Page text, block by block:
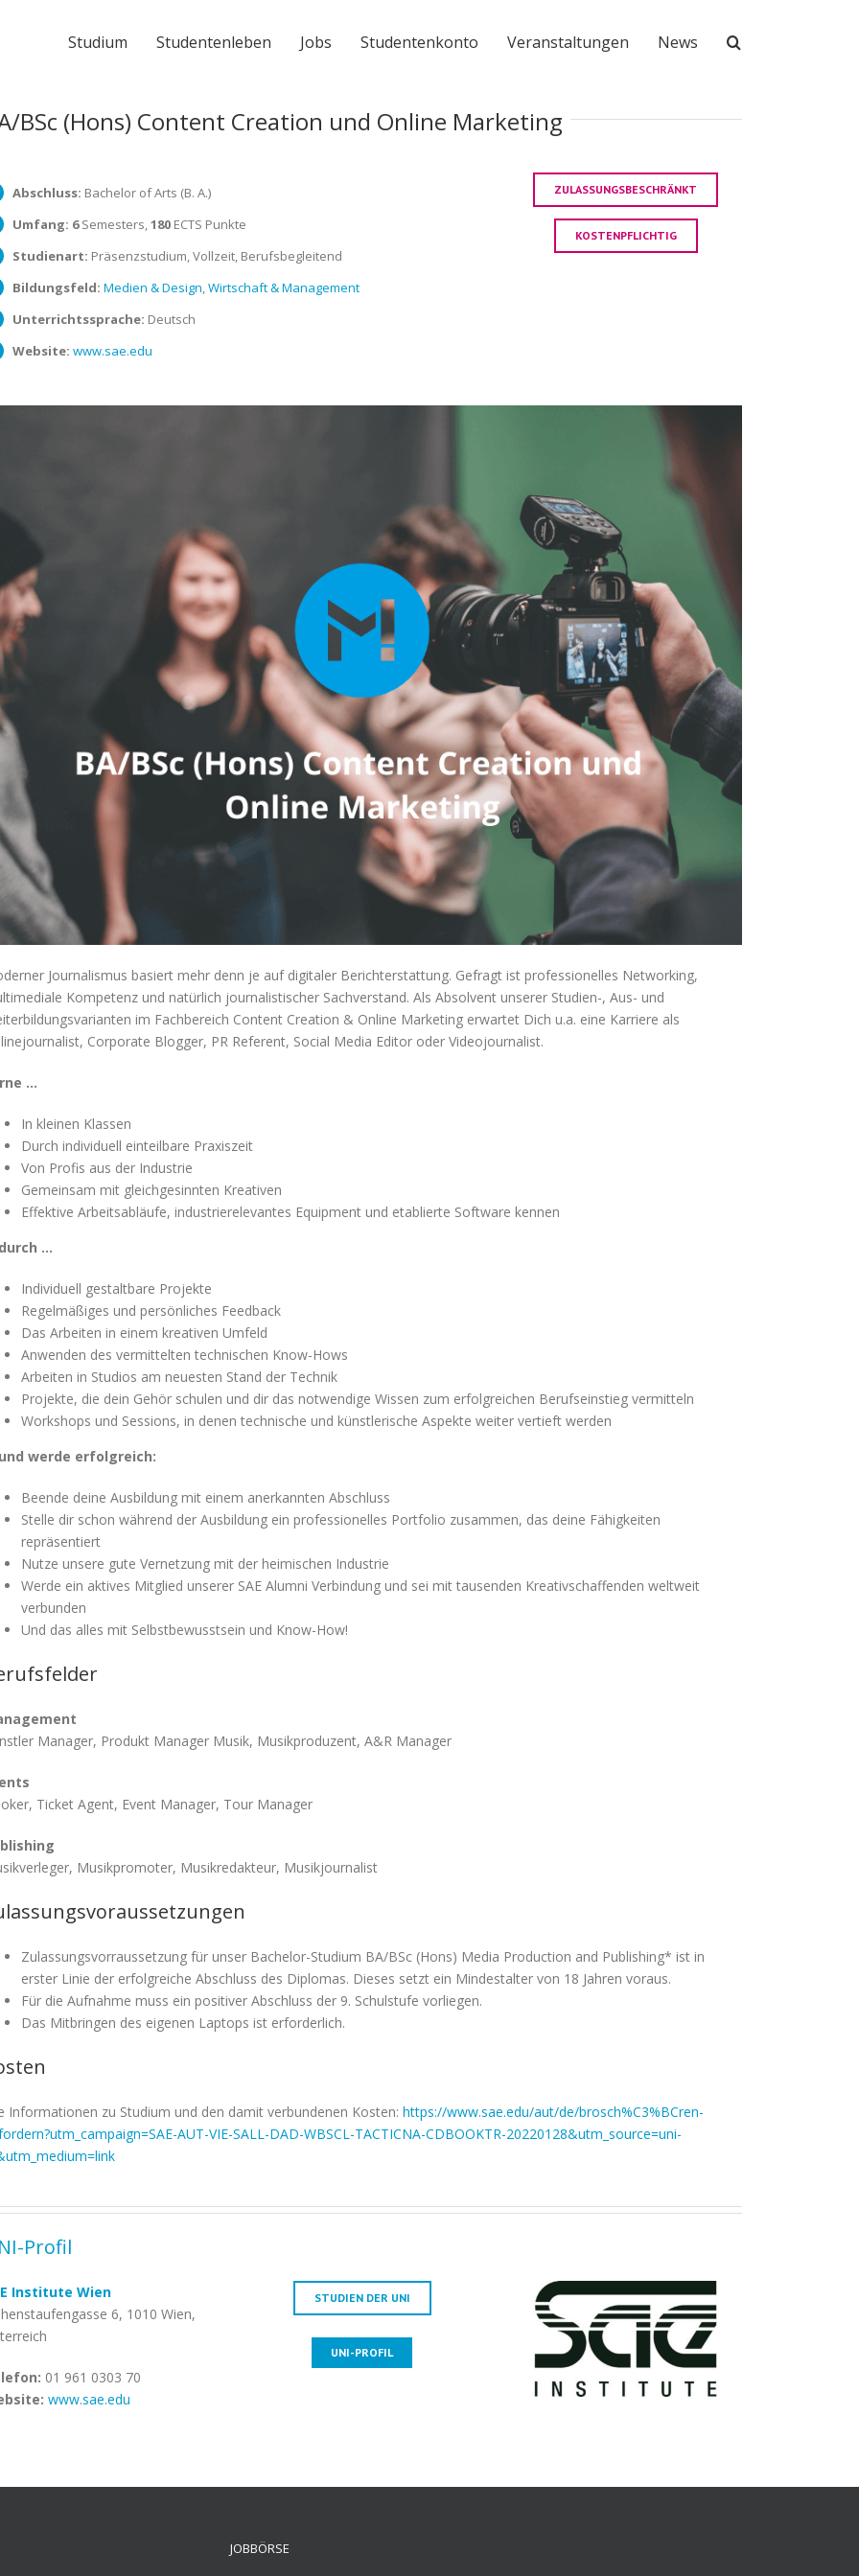
Studium Studentenleben Jobs Studentenkonto Veranstaltungen News
BSc (Hons) Content Creation und Online Marketing
Abschluss: Bachelor of Arts (B. A.)
Umfang: 6Semesters,180 ECTS Punkte
Studienart: Präsenzstudium, Vollzeit, Berufsbegleitend
Bildungsfeld: Medien & Design,Wirtschaft & Management
Unterrichtssprache: Deutsch
Website: www.sae.edu
ZULASSUNGSBESCHRÄNKT
KOSTENPFLICHTIG
Journalismus basiert mehr denn je auf digitaler Berichterstattung. Gefragt ist professionelles Networking,
Kompetenz und natürlich journalistischer Sachverstand. Als Absolvent unserer Studien-, Aus- und
im Fachbereich Content Creation & Online Marketing erwartet Dich u.a. eine Karriere als
Corporate Blogger, PR Referent, Social Media Editor oder Videojournalist.
…
In kleinen Klassen
Durch individuell einteilbare Praxiszeit
Von Profis aus der Industrie
Gemeinsam mit gleichgesinnten Kreativen
Effektive Arbeitsabläufe, industrierelevantes Equipment und etablierte Software kennen
…
Individuell gestaltbare Projekte
Regelmäßiges und persönliches Feedback
Das Arbeiten in einem kreativen Umfeld
Anwenden des vermittelten technischen Know-Hows
Arbeiten in Studios am neuesten Stand der Technik
Projekte, die dein Gehör schulen und dir das notwendige Wissen zum erfolgreichen Berufseinstieg vermitteln
Workshops und Sessions, in denen technische und künstlerische Aspekte weiter vertieft werden
werde erfolgreich:
Beende deine Ausbildung mit einem anerkannten Abschluss
Stelle dir schon während der Ausbildung ein professionelles Portfolio zusammen, das deine Fähigkeiten
repräsentiert
Nutze unsere gute Vernetzung mit der heimischen Industrie
Werde ein aktives Mitglied unserer SAE Alumni Verbindung und sei mit tausenden Kreativschaffenden weltweit
verbunden
Und das alles mit Selbstbewusstsein und Know-How!
Manager, Produkt Manager Musik, Musikproduzent, A&R Manager
Ticket Agent, Event Manager, Tour Manager
Musikpromoter, Musikredakteur, Musikjournalist
Zulassungsvorraussetzung für unser Bachelor-Studium BA/BSc (Hons) Media Production and Publishing* ist in
erster Linie der erfolgreiche Abschluss des Diplomas. Dieses setzt ein Mindestalter von 18 Jahren voraus.
Für die Aufnahme muss ein positiver Abschluss der 9. Schulstufe vorliegen.
Das Mitbringen des eigenen Laptops ist erforderlich.
Informationen zu Studium und den damit verbundenen Kosten: https://www.sae.edu/aut/de/brosch%C3%BCren-
AUT-VIE-SALL-DAD-WBSCL-TACTICNA-CDBOOKTR-20220128&utm_source=uni-
Profil
Institute Wien
6, 1010 Wien,
01 961 0303 70
www.sae.edu
STUDIEN DER UNI
UNI-PROFIL
JOBBÖRSE